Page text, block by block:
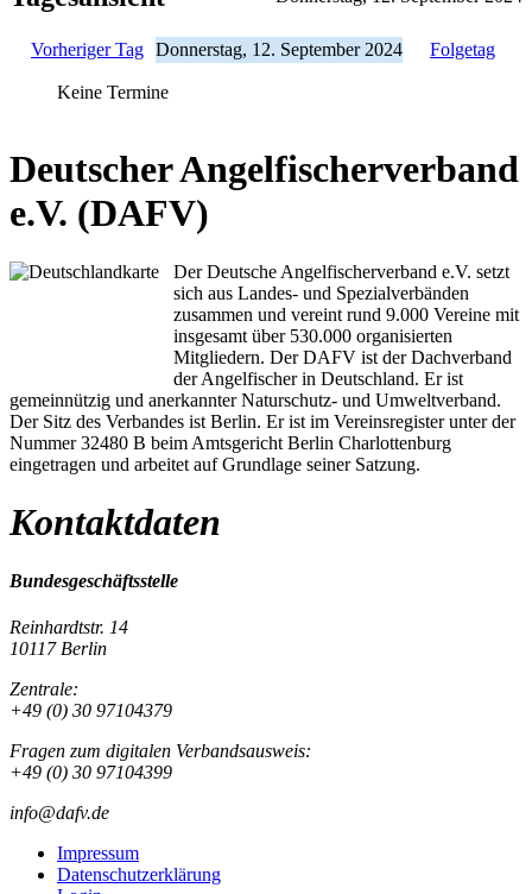
Vorheriger Tag Donnerstag, 12. September 2024 Folgetag
Keine Termine
Deutscher Angelfischerverband
e.V. (DAFV)
Der Deutsche Angelfischerverband e.V. setzt
sich aus Landes- und Spezialverbänden
zusammen und vereint rund 9.000 Vereine mit
insgesamt über 530.000 organisierten
Mitgliedern. Der DAFV ist der Dachverband
der Angelfischer in Deutschland. Er ist
gemeinnützig und anerkannter Naturschutz- und Umweltverband.
Der Sitz des Verbandes ist Berlin. Er ist im Vereinsregister unter der
Nummer 32480 B beim Amtsgericht Berlin Charlottenburg
eingetragen und arbeitet auf Grundlage seiner Satzung.
Kontaktdaten
Bundesgeschäftsstelle
Reinhardtstr. 14
10117 Berlin
Zentrale:
+49 (0) 30 97104379
Fragen zum digitalen Verbandsausweis:
+49 (0) 30 97104399
info@dafv.de
Impressum
Datenschutzerklärung